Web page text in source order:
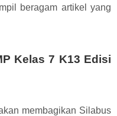
beragam artikel yang
Kelas 7 K13 Edisi
membagikan Silabus